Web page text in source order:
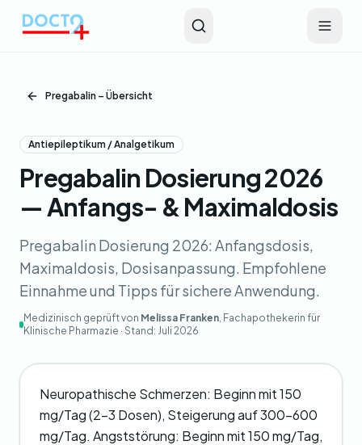
Pregabalin – Übersicht
Antiepileptikum / Analgetikum
Pregabalin Dosierung 2026
— Anfangs- & Maximaldosis
Pregabalin Dosierung 2026: Anfangsdosis,
Maximaldosis, Dosisanpassung. Empfohlene
Einnahme und Tipps für sichere Anwendung.
Medizinisch geprüft von Melissa Franken, Fachapothekerin für
Klinische Pharmazie · Stand: Juli 2026
Neuropathische Schmerzen: Beginn mit 150
mg/Tag (2-3 Dosen), Steigerung auf 300-600
mg/Tag. Angststörung: Beginn mit 150 mg/Tag,